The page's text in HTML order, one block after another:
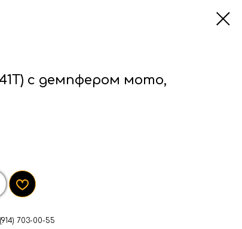
с демпфером мото,
703-00-55